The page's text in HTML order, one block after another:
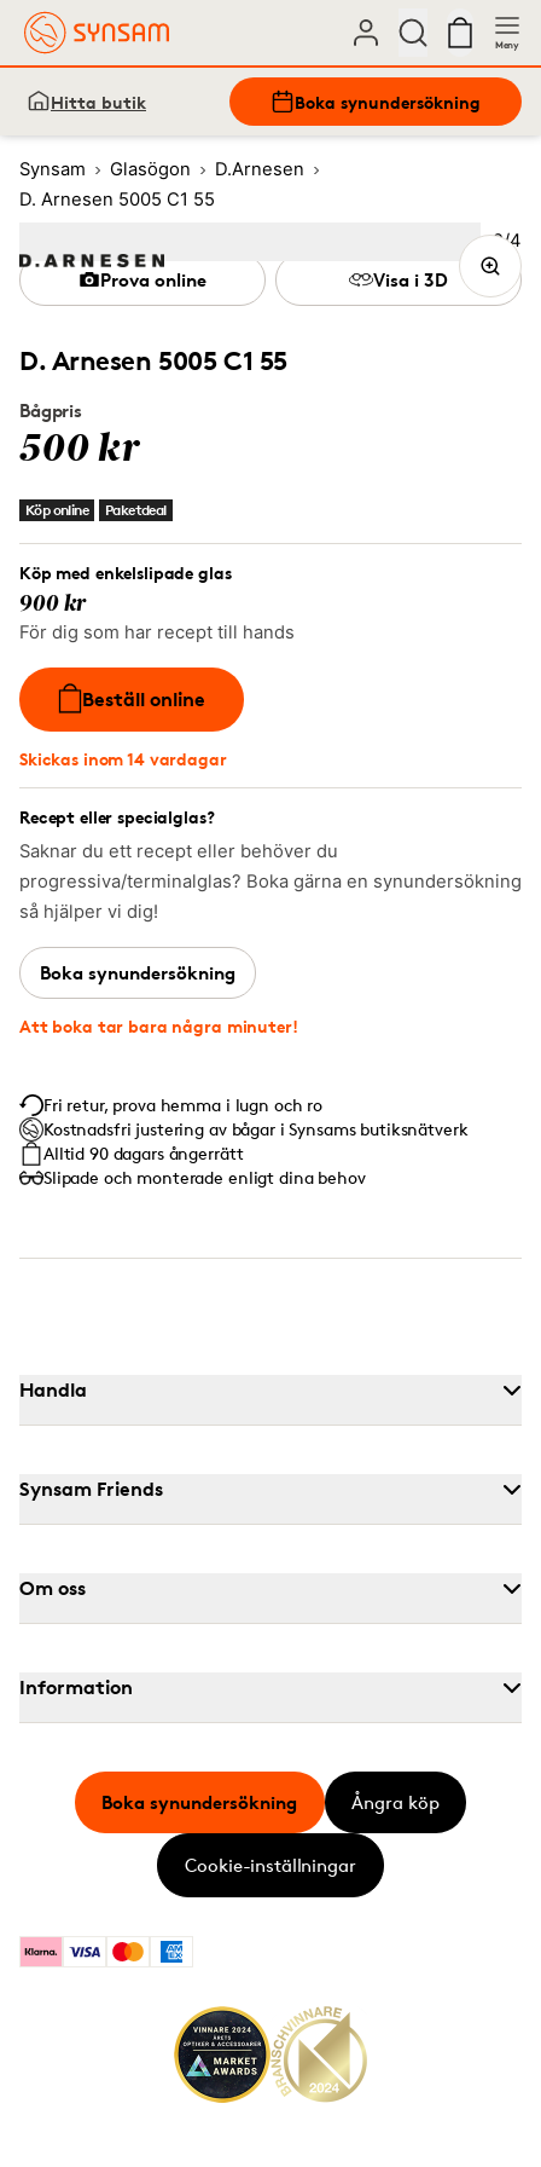
Meny
Hitta butik Boka synundersökning
Synsam Glasögon
D.Arnesen
D. Arnesen 5005 C1 55
D. Arnesen 5005 C1 55
Bågpris
500 kr
Köp online Paketdeal
Köp med enkelslipade glas
900 kr
För dig som har recept till hands
Beställ online
Skickas inom 14 vardagar
Recept eller specialglas?
Saknar du ett recept eller behöver du
progressiva/terminalglas? Boka gärna en synundersökning
så hjälper vi dig!
Boka synundersökning
Att boka tar bara några minuter!
Prova online Visa i 3D
Fri retur, prova hemma i lugn och ro
Kostnadsfri justering av bågar i Synsams butiksnätverk
Alltid 90 dagars ångerrätt
Slipade och monterade enligt dina behov
Bild
2/4
Image 1 Image 4
Handla
Synsam Friends
Om oss
Information
KlarnaVisa MastercardAmerican Express
Boka synundersökning Ångra köp
Cookie-inställningar